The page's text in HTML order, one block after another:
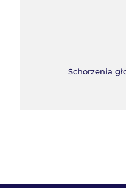
Schorzenia